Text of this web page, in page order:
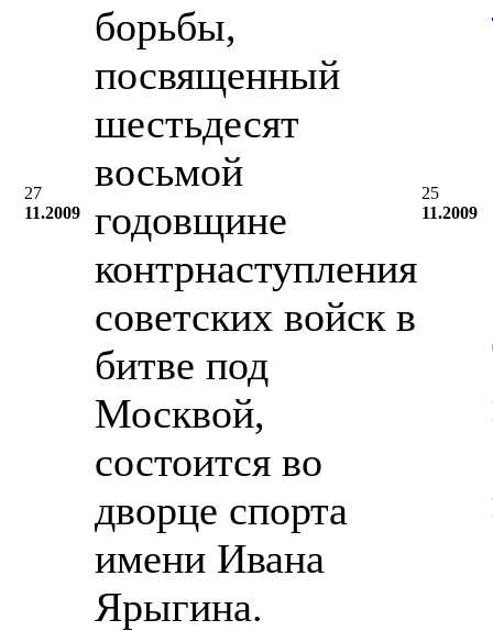
27
11.2009
борьбы,
посвященный
шестьдесят
восьмой
годовщине
контрнаступления
советских войск в
битве под
Москвой,
состоится во
дворце спорта
имени Ивана
Ярыгина.
25
11.2009